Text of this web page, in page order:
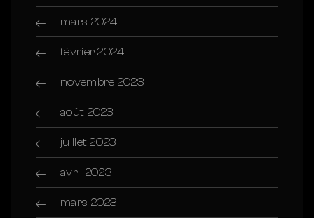
mars 2024
février 2024
novembre 2023
août 2023
juillet 2023
avril 2023
mars 2023